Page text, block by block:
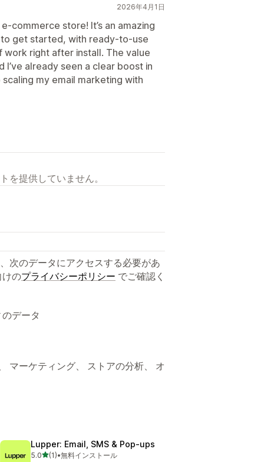
2026年4月1日
commerce store! It’s an amazing
get started, with ready-to-use
right after install. The value
already seen a clear boost in
my email marketing with
を提供していません。
次のデータにアクセスする必要があ
けのプライバシーポリシー でご確認く
データ
マーケティング、 ストアの分析、 オ
Lupper: Email, SMS & Pop‑ups
5.05つ星中
(1)
合計レビュー数：1件
•無料インストール